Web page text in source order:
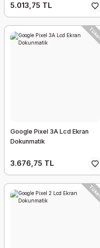
5.013,75 TL
Google Pixel 3A Lcd Ekran
Dokunmatik
3.676,75 TL